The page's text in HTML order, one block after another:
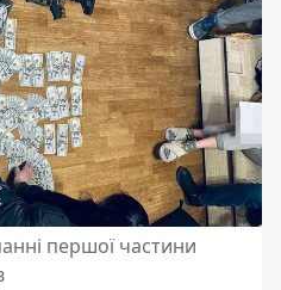
першої частини